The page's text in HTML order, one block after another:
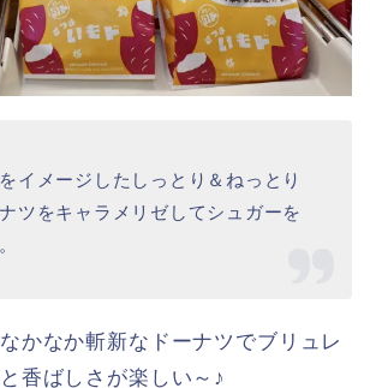
た目からして美味しそうなこちら
＆ザクザク食感がすごいです！
の味わいをしっかりと楽しめて、
完食して次いってみよう～♪